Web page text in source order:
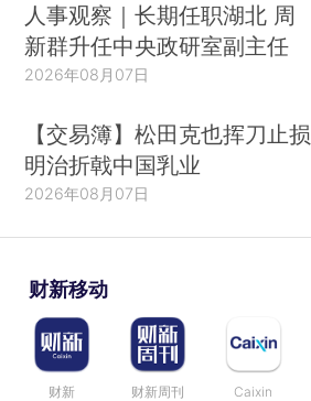
人事观察｜长期任职湖北 周
新群升任中央政研室副主任
2026年08月07日
【交易簿】松田克也挥刀止损
明治折戟中国乳业
2026年08月07日
财新移动
财新 财新周刊 Caixin